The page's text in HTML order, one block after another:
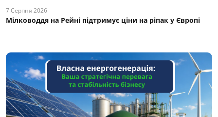
7 Серпня 2026
Мілководдя на Рейні підтримує ціни на ріпак у Європі